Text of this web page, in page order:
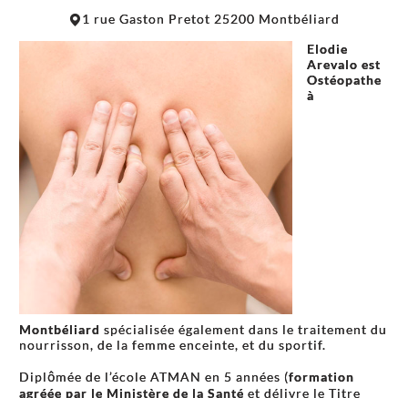
+
1 rue Gaston Pretot 25200 Montbéliard
Elodie
Arevalo est
Ostéopathe
à
Montbéliard spécialisée également dans le traitement du
nourrisson, de la femme enceinte, et du sportif.
Diplômée de l’école ATMAN en 5 années (formation
agréée par le Ministère de la Santé et délivre le Titre